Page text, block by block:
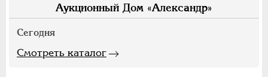
Аукционный Дом «Александр»
Сегодня
Смотреть каталог